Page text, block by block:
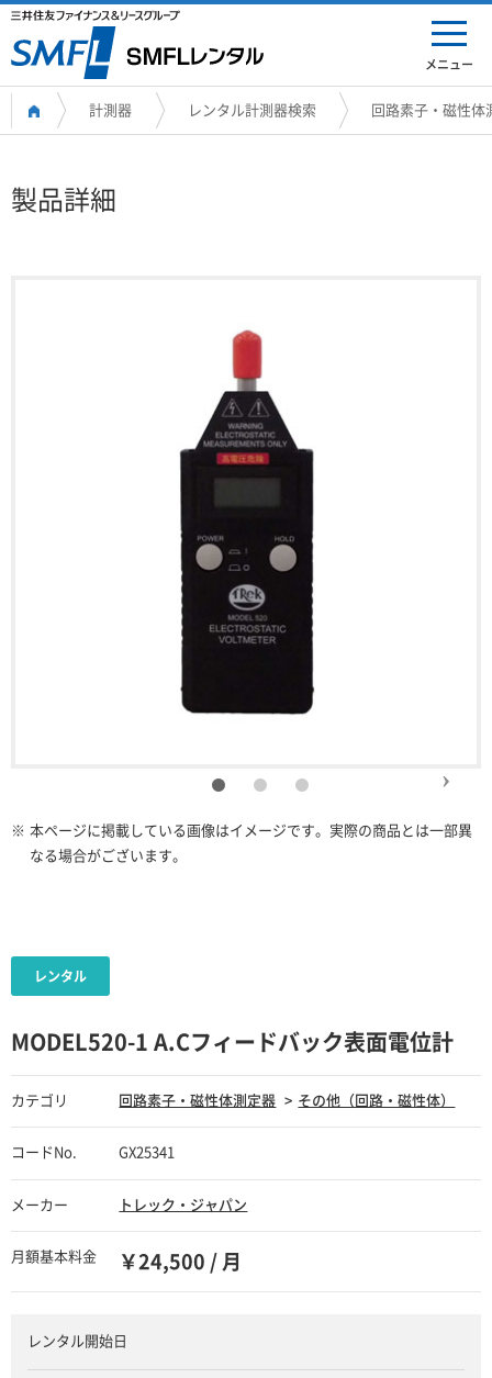
メニュー
計測器 レンタル計測器検索 回路素子・磁性体
製品詳細
※ 本ページに掲載している画像はイメージです。実際の商品とは一部異
なる場合がございます。
MODEL520-1 A.Cフィードバック表面電位計
カテゴリ 回路素子・磁性体測定器 その他（回路・磁性体）
コードNo. GX25341
メーカー トレック・ジャパン
月額基本料金 ￥24,500 / 月
レンタル開始日